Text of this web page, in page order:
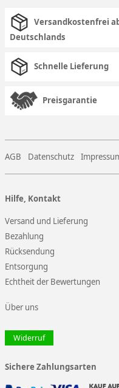
Versandkostenfrei
Deutschlands
Schnelle Lieferung
Preisgarantie
AGB Datenschutz
Hilfe, Kontakt
Versand und Lieferung
Bezahlung
Rücksendung
Entsorgung
Echtheit der Bewertungen
Über uns
Widerruf
Sichere Zahlungsarten